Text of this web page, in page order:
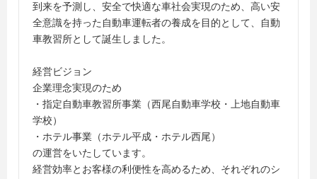
到来を予測し、安全で快適な車社会実現のため、高い安
全意識を持った自動車運転者の養成を目的として、自動
車教習所として誕生しました。
経営ビジョン
企業理念実現のため
・指定自動車教習所事業（西尾自動車学校・上地自動車
学校）
・ホテル事業（ホテル平成・ホテル西尾）
の運営をいたしています。
経営効率とお客様の利便性を高めるため、それぞれのシ